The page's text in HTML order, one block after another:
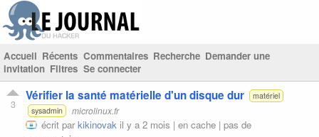
Accueil Récents Commentaires Recherche Demander une
invitation Filtres Se connecter
3
Vérifier la santé matérielle d'un disque dur
matériel
sysadmin
microlinux.fr
écrit parkikinovak il y a 2 mois | en cache | pas de